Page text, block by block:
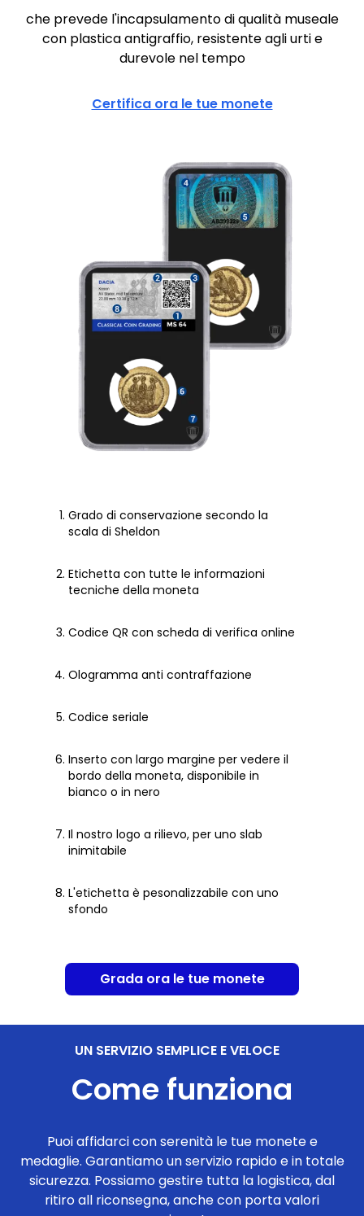
che prevede l'incapsulamento di qualità museale
con plastica antigraffio, resistente agli urti e
durevole nel tempo
Certifica ora le tue monete
Grado di conservazione secondo la
scala di Sheldon
Etichetta con tutte le informazioni
tecniche della moneta
Codice QR con scheda di verifica online
Ologramma anti contraffazione
Codice seriale
Inserto con largo margine per vedere il
bordo della moneta, disponibile in
bianco o in nero
Il nostro logo a rilievo, per uno slab
inimitabile
L'etichetta è pesonalizzabile con uno
sfondo
Grada ora le tue monete
UN SERVIZIO SEMPLICE E VELOCE
Come funziona
Puoi affidarci con serenità le tue monete e
medaglie. Garantiamo un servizio rapido e in totale
sicurezza. Possiamo gestire tutta la logistica, dal
ritiro all riconsegna, anche con porta valori